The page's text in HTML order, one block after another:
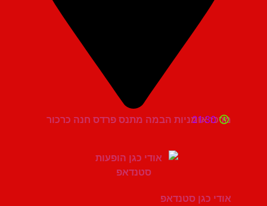
מרכז אומניות הבמה מתנס פרדס חנה כרכור
21:30
אודי כגן סטנדאפ